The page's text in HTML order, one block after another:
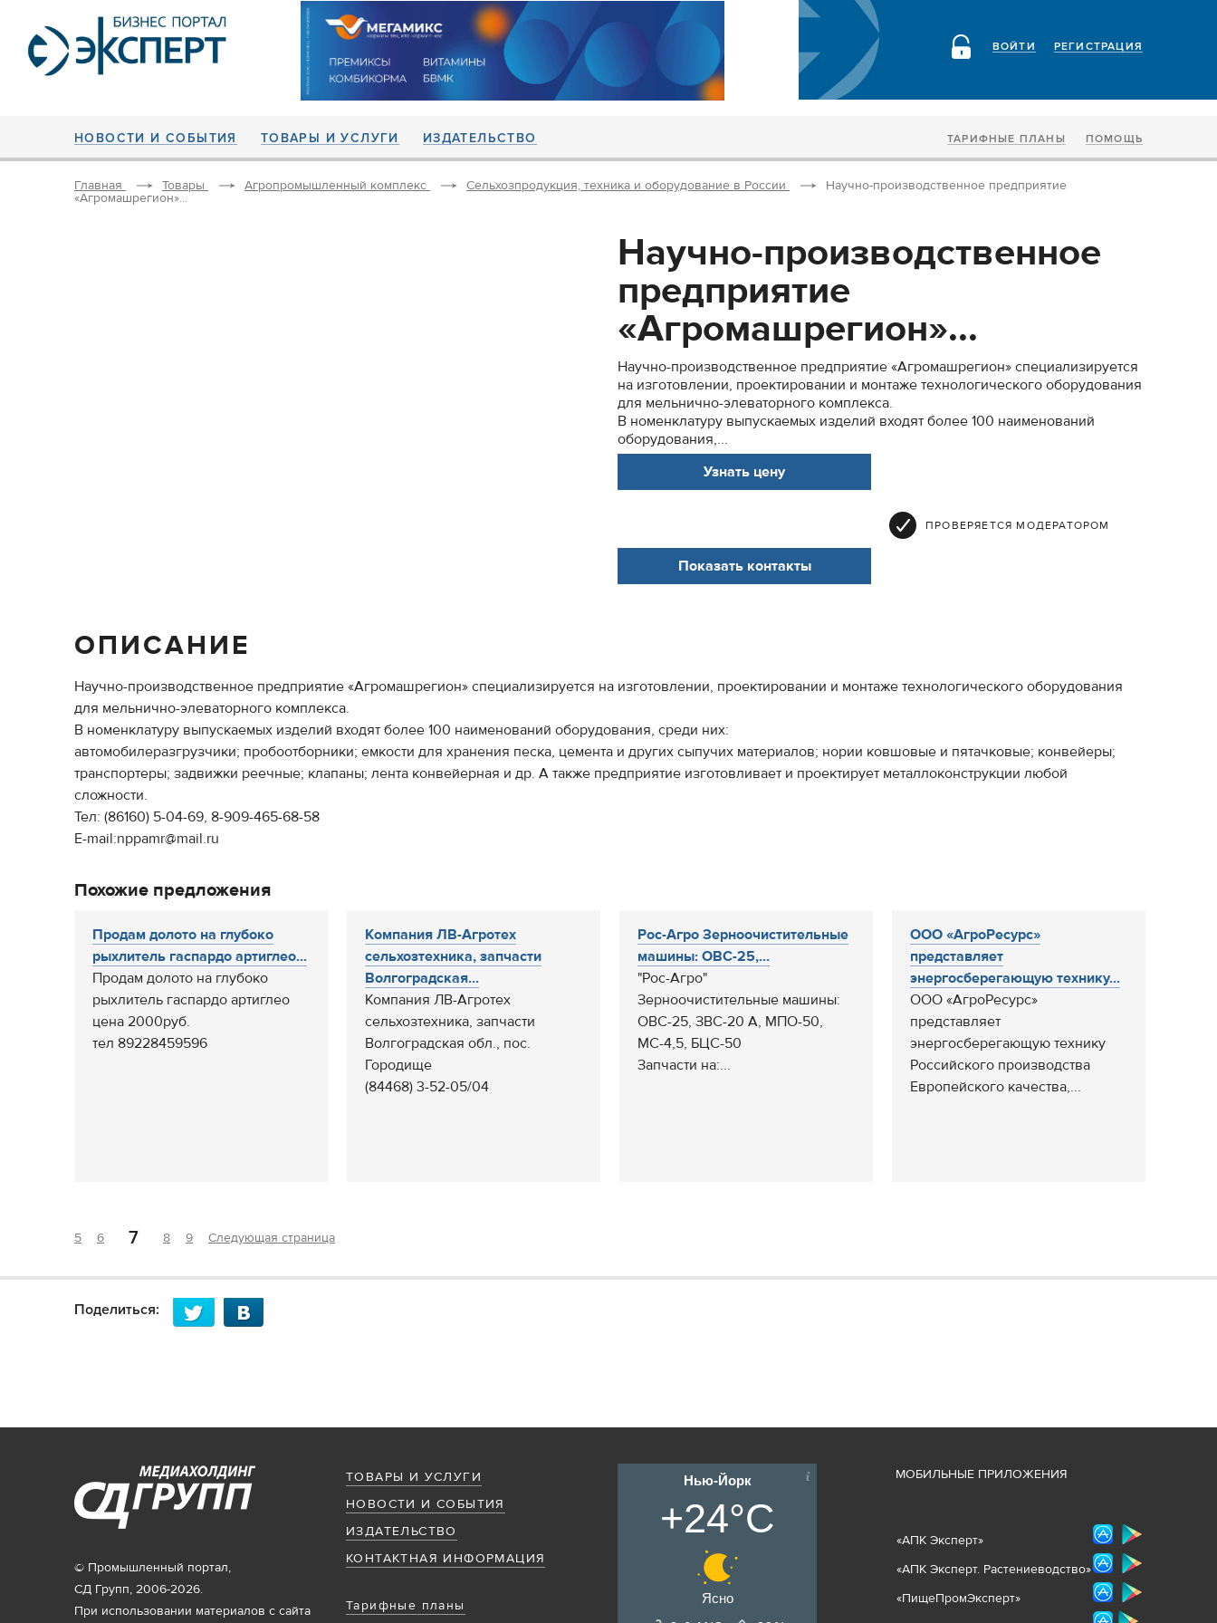
РЕГИСТРАЦИЯ
ВОЙТИ
НОВОСТИ И СОБЫТИЯ ТОВАРЫ И УСЛУГИ ИЗДАТЕЛЬСТВО ТАРИФНЫЕ ПЛАНЫ ПОМОЩЬ
Главная Товары Агропромышленный комплекс Сельхозпродукция, техника и оборудование в России Научно-производственное предприятие
«Агромашрегион»...
Научно-производственное
предприятие
«Агромашрегион»...
Научно-производственное предприятие «Агромашрегион» специализируется
на изготовлении, проектировании и монтаже технологического оборудования
для мельнично-элеваторного комплекса.
В номенклатуру выпускаемых изделий входят более 100 наименований
оборудования,...
Узнать цену
ПРОВЕРЯЕТСЯ МОДЕРАТОРОМ
Показать контакты
ОПИСАНИЕ
Научно-производственное предприятие «Агромашрегион» специализируется на изготовлении, проектировании и монтаже технологического оборудования
для мельнично-элеваторного комплекса.
В номенклатуру выпускаемых изделий входят более 100 наименований оборудования, среди них:
автомобилеразгрузчики; пробоотборники; емкости для хранения песка, цемента и других сыпучих материалов; нории ковшовые и пятачковые; конвейеры;
транспортеры; задвижки реечные; клапаны; лента конвейерная и др. А также предприятие изготовливает и проектирует металлоконструкции любой
сложности.
Тел: (86160) 5-04-69, 8-909-465-68-58
E-mail:nppamr@mail.ru
Похожие предложения
Продам долото на глубоко
рыхлитель гаспардо артиглео...
Продам долото на глубоко
рыхлитель гаспардо артиглео
цена 2000руб.
тел 89228459596
Компания ЛВ-Агротех
сельхозтехника, запчасти
Волгоградская...
Компания ЛВ-Агротех
сельхозтехника, запчасти
Волгоградская обл., пос.
Городище
(84468) 3-52-05/04
Рос-Агро Зерноочистительные
машины: ОВС-25,...
"Рос-Агро"
Зерноочистительные машины:
ОВС-25, ЗВС-20 А, МПО-50,
МС-4,5, БЦС-50
Запчасти на:...
ООО «АгроРесурс»
представляет
энергосберегающую технику...
ООО «АгроРесурс»
представляет
энергосберегающую технику
Российского производства
Европейского качества,...
5 6 7 8 9 Следующая страница
Поделиться:
ТОВАРЫ И УСЛУГИ
НОВОСТИ И СОБЫТИЯ
ИЗДАТЕЛЬСТВО
КОНТАКТНАЯ ИНФОРМАЦИЯ
Тарифные планы
© Промышленный портал,
СД Групп, 2006-2026.
При использовании материалов с сайта
Нью-Йорк
+24°C
Ясно
МОБИЛЬНЫЕ ПРИЛОЖЕНИЯ
«АПК Эксперт»
«АПК Эксперт. Растениеводство»
«ПищеПромЭксперт»